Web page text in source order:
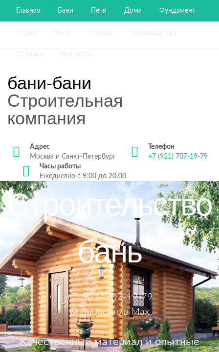
Главная Бани Печи Дома Фундамент
бани-бани
Строительная
компания
Адрес
Москва и Санкт-Петербург
Телефон
+7 (921) 707-19-79
Часы работы
Ежедневно с 9:00 до 20:00
Строительство
бань
+7 (921) 707-19-79
Написать в Max
Качественный материал и опытные